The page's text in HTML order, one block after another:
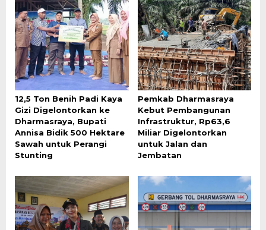
12,5 Ton Benih Padi Kaya
Gizi Digelontorkan ke
Dharmasraya, Bupati
Annisa Bidik 500 Hektare
Sawah untuk Perangi
Stunting
Pemkab Dharmasraya
Kebut Pembangunan
Infrastruktur, Rp63,6
Miliar Digelontorkan
untuk Jalan dan
Jembatan